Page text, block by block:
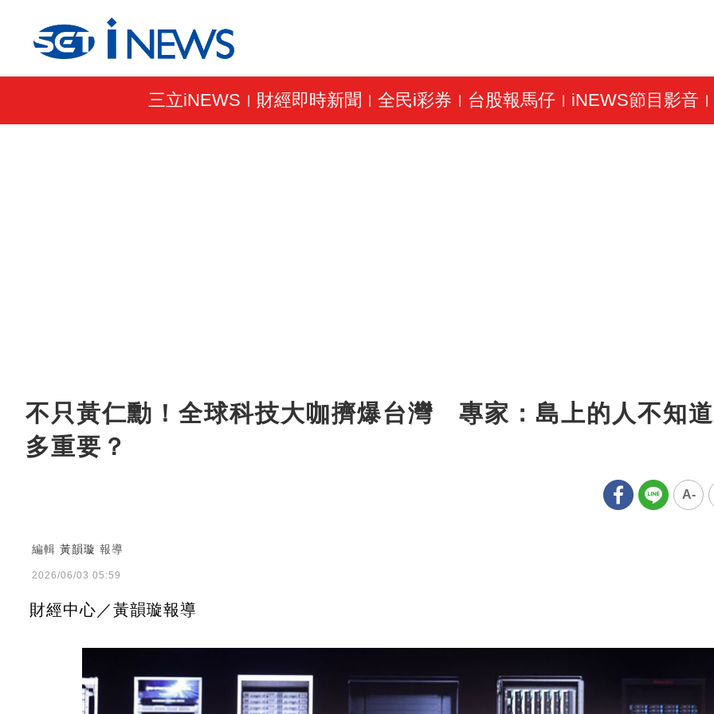
三立iNEWS 財經即時新聞 全民i彩券 台股報馬仔| iNEWS節目影音
不只黃仁勳！全球科技大咖擠爆台灣 專家：島上的人不知
多重要？
A-
編輯 黃韻璇 報導
2026/06/03 05:59
財經中心／黃韻璇報導